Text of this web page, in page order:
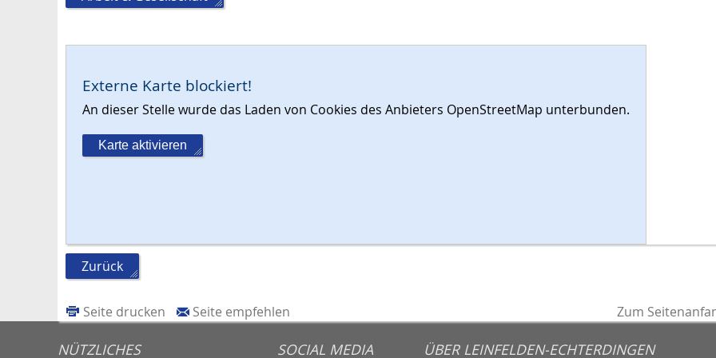
Externe Karte blockiert!
An dieser Stelle wurde das Laden von Cookies des Anbieters OpenStreetMap unterbunden.
Karte aktivieren
Zurück
Zum
Seite drucken Seite empfehlen
NÜTZLICHES SOCIAL MEDIA ÜBER LEINFELDEN-ECHTERDINGEN